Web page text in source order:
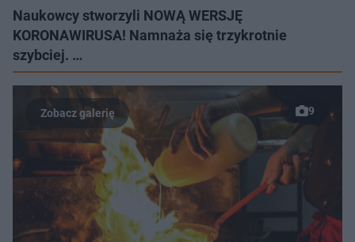
Naukowcy stworzyli NOWĄ WERSJĘ
KORONAWIRUSA! Namnaża się trzykrotnie
szybciej. …
9